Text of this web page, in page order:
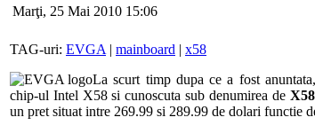
Marţi, 25 Mai 2010 15:06
TAG-uri: EVGA | mainboard | x58
La scurt timp dupa ce a fost
chip-ul Intel X58 si cunoscuta sub denumirea de
un pret situat intre 269.99 si 289.99 de dolari functie